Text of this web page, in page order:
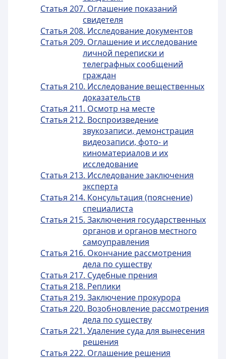
Статья 207. Оглашение показаний
свидетеля
Статья 208. Исследование документов
Статья 209. Оглашение и исследование
личной переписки и
телеграфных сообщений
граждан
Статья 210. Исследование вещественных
доказательств
Статья 211. Осмотр на месте
Статья 212. Воспроизведение
звукозаписи, демонстрация
видеозаписи, фото- и
киноматериалов и их
исследование
Статья 213. Исследование заключения
эксперта
Статья 214. Консультация (пояснение)
специалиста
Статья 215. Заключения государственных
органов и органов местного
самоуправления
Статья 216. Окончание рассмотрения
дела по существу
Статья 217. Судебные прения
Статья 218. Реплики
Статья 219. Заключение прокурора
Статья 220. Возобновление рассмотрения
дела по существу
Статья 221. Удаление суда для вынесения
решения
Статья 222. Оглашение решения